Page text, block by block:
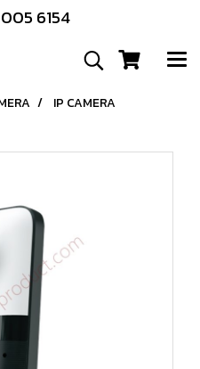
6154
IP CAMERA